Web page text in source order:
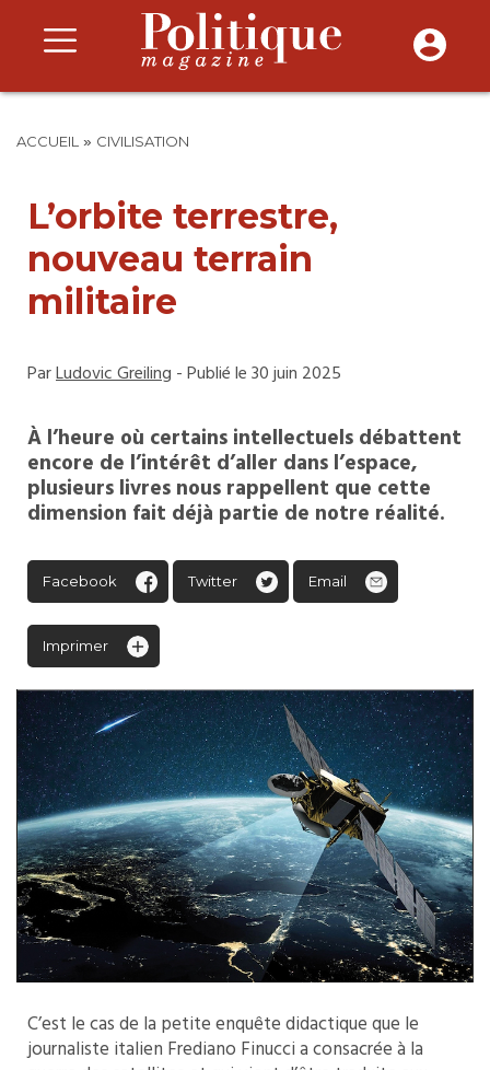
ACCUEIL » CIVILISATION
L’orbite terrestre,
nouveau terrain
militaire
ParLudovic Greiling - Publié le 30 juin 2025
À l’heure où certains intellectuels débattent
encore de l’intérêt d’aller dans l’espace,
plusieurs livres nous rappellent que cette
dimension fait déjà partie de notre réalité.
Facebook Twitter Email
Imprimer
C’est le cas de la petite enquête didactique que le
journaliste italien Frediano Finucci a consacrée à la